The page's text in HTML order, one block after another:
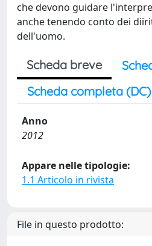
che devono guidare
anche tenendo conto dei
dell'uomo.
Scheda breve
Scheda completa (DC)
Anno
2012
Appare nelle tipologie:
1.1 Articolo in rivista
File in questo prodotto: